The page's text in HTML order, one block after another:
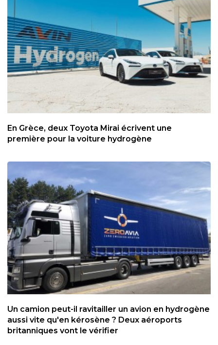
En Grèce, deux Toyota Mirai écrivent une
première pour la voiture hydrogène
Un camion peut-il ravitailler un avion en hydrogène
aussi vite qu'en kérosène ? Deux aéroports
britanniques vont le vérifier